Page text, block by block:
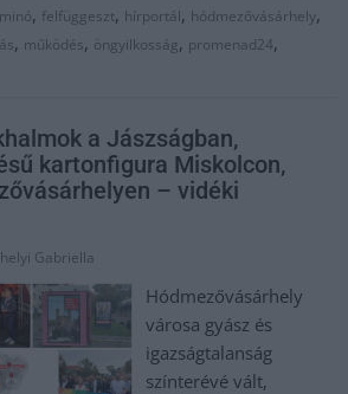
, felfüggeszt, hírportál, hódmezővásárhely,
, működés, öngyilkosság, promenad24,
a Jászságban,
kartonfigura Miskolcon,
– vidéki
Gabriella
Hódmezővásárhely
városa gyász és
igazságtalanság
színterévé vált,